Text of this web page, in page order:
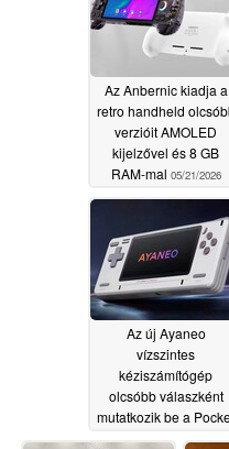
Az Anbernic kiadja a
retro handheld
verzióit AMOLED
kijelzővel és 8 GB
RAM-mal 05/21/2026
Az új Ayaneo
vízszintes
kéziszámítógép
olcsóbb válaszként
mutatkozik be a
Micro Classic-ra